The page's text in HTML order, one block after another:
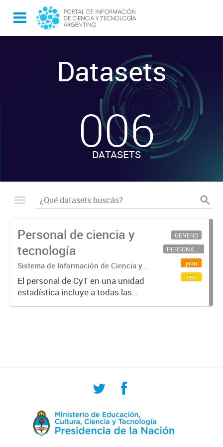
Datasets
-
006
DATASETS
Personal de ciencia y
tecnología
Sistema de Información de Ciencia y
Tecnología Argentino (SICYTAR)
El personal de CyT en una unidad
estadística incluye a todas las
personas involucradas
GÉNERO
PERSONAL CIENTÍFICO-TECNOLÓGICO
json
csv